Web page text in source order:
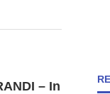
– In